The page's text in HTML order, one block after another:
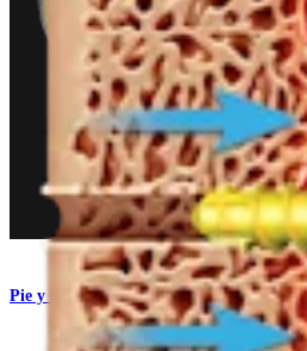
Pie y tobillo